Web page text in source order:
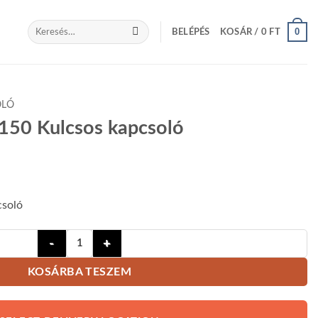
Keresés
a
BELÉPÉS KOSÁR / 0 FT 0
Kulcsos kapcsoló
Motorline SCMV150 Kulcsos kapcsoló mennyiség
KOSÁRBA TESZEM